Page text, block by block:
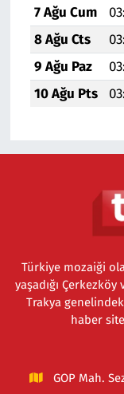
7 Ağu Cum
8 Ağu Cts
9 Ağu Paz
10 Ağu Pts
Türkiye mozaiği
yaşadığı
Trakya
haber
GOP Mah.